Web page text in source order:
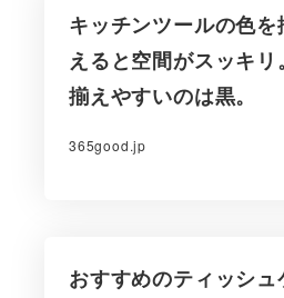
キッチンツールの色を
えると空間がスッキリ。
揃えやすいのは黒。
365good.jp
おすすめのティッシュ